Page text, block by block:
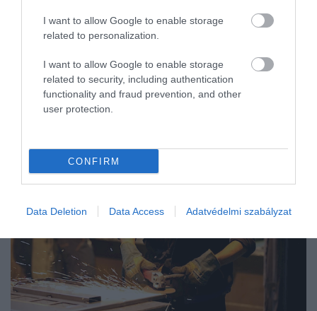
I want to allow Google to enable storage
related to personalization.
I want to allow Google to enable storage
related to security, including authentication
functionality and fraud prevention, and other
user protection.
CONFIRM
Data Deletion Data Access Adatvédelmi szabályzat